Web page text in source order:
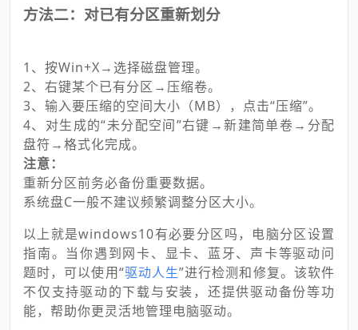
方法二：对已有分区重新划分
1、按Win+X→选择磁盘管理。
2、右键某个已有分区→压缩卷。
3、输入要压缩的空间大小（MB），点击“压缩”。
4、对生成的“未分配空间”右键→新建简单卷→分配
盘符→格式化完成。
注意：
重新分区前务必备份重要数据。
系统盘C一般不建议频繁调整分区大小。
以上就是windows10有必要分区吗，电脑分区设置
指南。当你遇到网卡、显卡、蓝牙、声卡等驱动问
题时，可以使用“驱动人生”进行检测和修复。该软件
不仅支持驱动的下载与安装，还提供驱动备份等功
能，帮助你更灵活地管理电脑驱动。